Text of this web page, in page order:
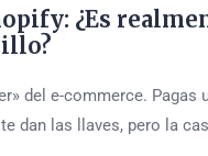
¿Es
del e-commerce. Pagas
dan las llaves, pero la